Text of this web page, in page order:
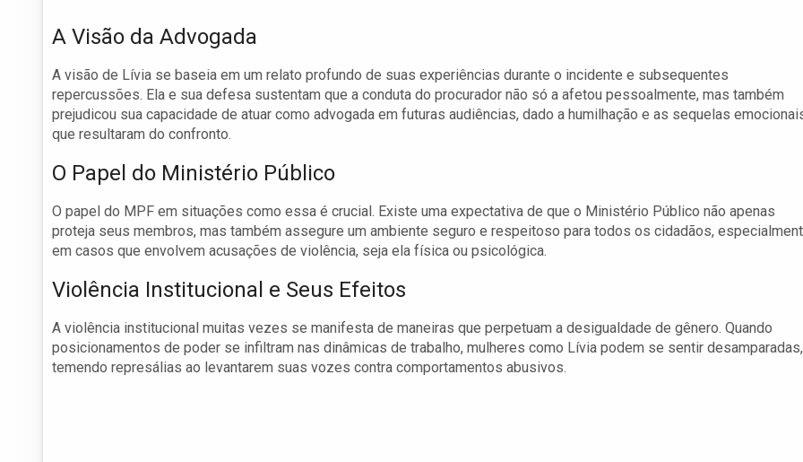
A Visão da Advogada
A visão de Lívia se baseia em um relato profundo de suas experiências durante o incidente e subsequentes
repercussões. Ela e sua defesa sustentam que a conduta do procurador não só a afetou pessoalmente, mas também
prejudicou sua capacidade de atuar como advogada em futuras audiências, dado a humilhação e as sequelas
que resultaram do confronto.
O Papel do Ministério Público
O papel do MPF em situações como essa é crucial. Existe uma expectativa de que o Ministério Público não apenas
proteja seus membros, mas também assegure um ambiente seguro e respeitoso para todos os cidadãos,
em casos que envolvem acusações de violência, seja ela física ou psicológica.
Violência Institucional e Seus Efeitos
A violência institucional muitas vezes se manifesta de maneiras que perpetuam a desigualdade de gênero. Quando
posicionamentos de poder se infiltram nas dinâmicas de trabalho, mulheres como Lívia podem se sentir desamparadas,
temendo represálias ao levantarem suas vozes contra comportamentos abusivos.